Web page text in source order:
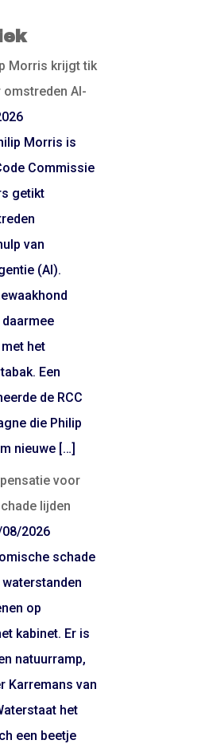
Morris krijgt tik
AI-
Morris is
Commissie
getikt
van
(AI).
het
Een
de RCC
die Philip
nieuwe […]
voor
lijden
2026
schade
op
kabinet. Er is
natuurramp,
Karremans van
het
een beetje